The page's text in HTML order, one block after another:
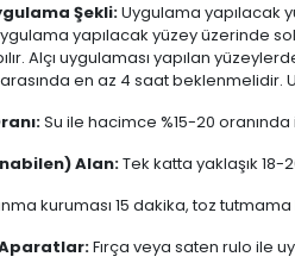
Şekli:Uygulama yapılacak
yapılacak yüzey üzerinde
Alçı uygulaması yapılan
en az 4 saat beklenmelidir.
Su ile hacimce %15-20 oranında
Alan:Tek katta yaklaşık 18-
kuruması 15 dakika, toz
Aparatlar:Fırça veya saten rulo ile